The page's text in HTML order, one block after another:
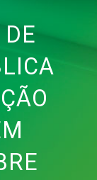
DE